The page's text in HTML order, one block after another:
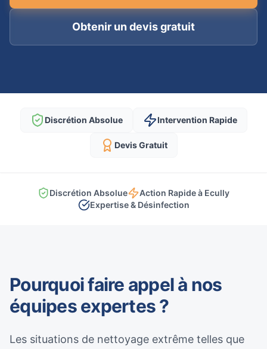
Obtenir un devis gratuit
Discrétion Absolue Intervention Rapide
Devis Gratuit
Discrétion Absolue
Action Rapide à Ecully
Expertise & Désinfection
Pourquoi faire appel à nos
équipes expertes ?
Les situations de nettoyage extrême telles que